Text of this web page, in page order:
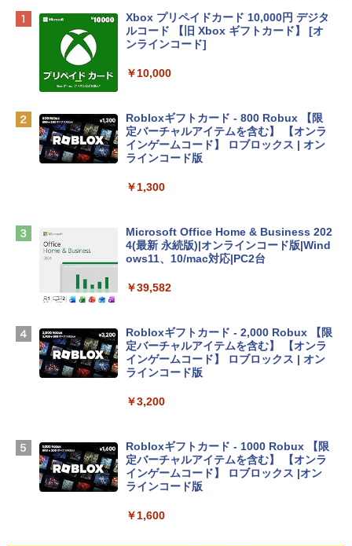
Apple 2026 MacBook Neo A18 Proチッ
プ搭載13インチノートブック：AIとAppl
e Intelligenceのために設計、Liquid Ret
リ、512GB SSDストレージ、1080p Fac
￥137,800
ンケース Dell NEC Lavie ASUS HP dyna
￥2,952
13インチノートブック：AIとApple Intell
TB SSDストレージ、12MPセンターフレ
ームカメラ、日本語キーボード、Touch I
D - スカイブルー
￥298,901
ン 15-fd 15.6インチ 16GBメモリ 512GB
SSD インテル Core 5
￥129,800
Xbox プリペイドカード 10,000円 デジタ
ルコード 【旧 Xbox ギフトカード】 [オ
ンラインコード]
￥10,000
Robloxギフトカード - 800 Robux 【限
定バーチャルアイテムを含む】 【オンラ
インゲームコード】 ロブロックス | オン
ラインコード版
￥1,300
Microsoft Office Home & Business 202
4(最新 永続版)|オンラインコード版|Wind
ows11、10/mac対応|PC2台
￥39,582
Robloxギフトカード - 2,000 Robux 【限
定バーチャルアイテムを含む】 【オンラ
インゲームコード】 ロブロックス | オン
ラインコード版
￥3,200
Robloxギフトカード - 1000 Robux 【限
定バーチャルアイテムを含む】 【オンラ
インゲームコード】 ロブロックス |オン
ラインコード版
￥1,600